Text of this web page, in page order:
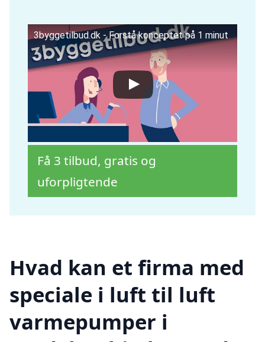
3byggetilbud.dk - Forstå konceptet på 1 minut
Få 3 tilbud, gratis og
uforpligtende
Hvad kan et firma med
speciale i luft til luft
varmepumper i